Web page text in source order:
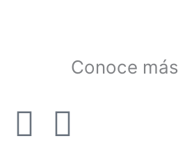
Conoce más
F
Y